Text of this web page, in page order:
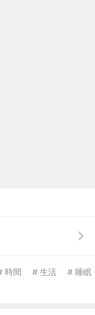
時間 # 生活
# 睡眠